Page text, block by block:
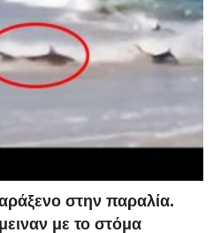
στην παραλία.
με το στόμα